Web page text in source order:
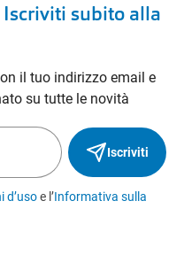
subito alla
il tuo indirizzo email e
su tutte le novità
Iscriviti
d’usoe l’Informativa sulla